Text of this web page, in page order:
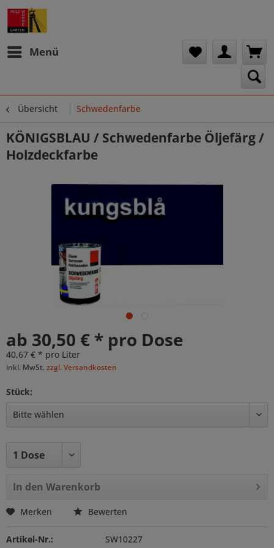
Menü
Übersicht Schwedenfarbe
KÖNIGSBLAU / Schwedenfarbe Öljefärg /
Holzdeckfarbe
ab 30,50 € * pro Dose
40,67 € * pro Liter
inkl. MwSt. zzgl. Versandkosten
Stück:
In den Warenkorb
Merken Bewerten
Artikel-Nr.: SW10227